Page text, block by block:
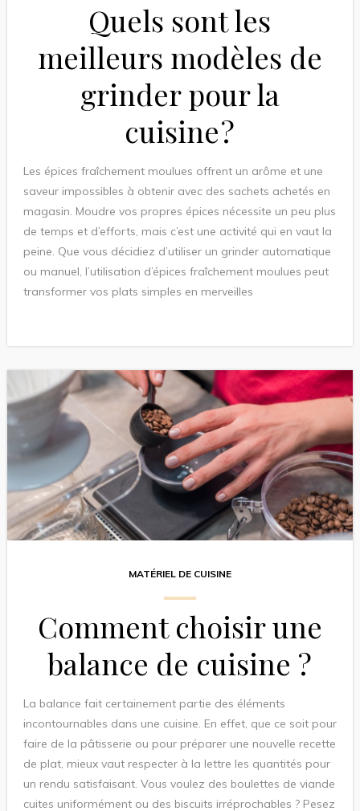
Quels sont les
meilleurs modèles de
grinder pour la
cuisine ?
Les épices fraîchement moulues offrent un arôme et une
saveur impossibles à obtenir avec des sachets achetés en
magasin. Moudre vos propres épices nécessite un peu plus
de temps et d’efforts, mais c’est une activité qui en vaut la
peine. Que vous décidiez d’utiliser un grinder automatique
ou manuel, l’utilisation d’épices fraîchement moulues peut
transformer vos plats simples en merveilles
MATÉRIEL DE CUISINE
Comment choisir une
balance de cuisine ?
La balance fait certainement partie des éléments
incontournables dans une cuisine. En effet, que ce soit pour
faire de la pâtisserie ou pour préparer une nouvelle recette
de plat, mieux vaut respecter à la lettre les quantités pour
un rendu satisfaisant. Vous voulez des boulettes de viande
cuites uniformément ou des biscuits irréprochables ? Pesez